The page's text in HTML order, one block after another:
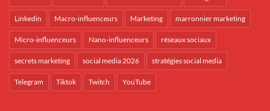
Linkedin Macro-influenceurs Marketing marronnier marketing
Micro-influenceurs Nano-influenceurs réseaux sociaux
secrets marketing social media 2026 stratégies social media
Telegram Tiktok Twitch YouTube